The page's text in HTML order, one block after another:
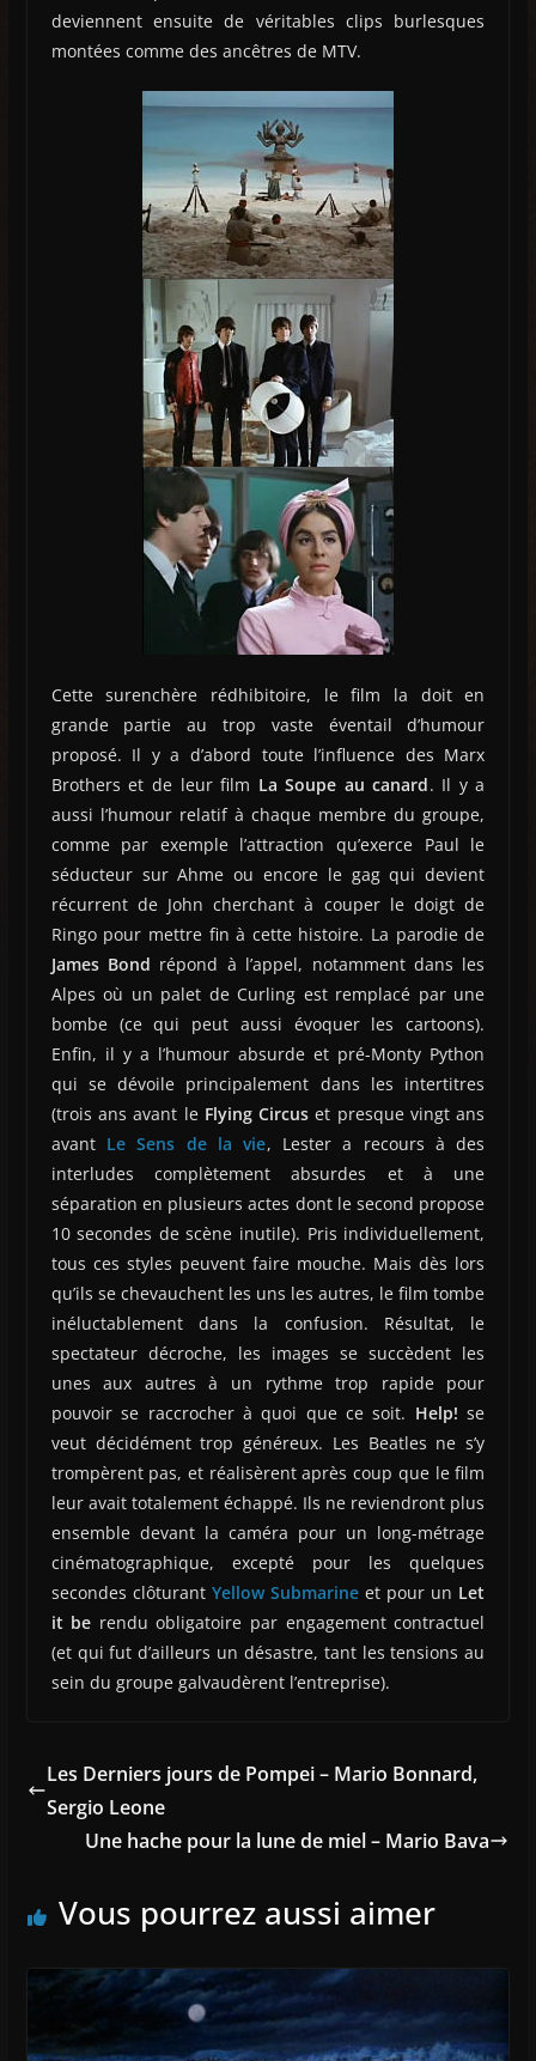
deviennent ensuite de véritables clips burlesques
montées comme des ancêtres de MTV.
Cette surenchère rédhibitoire, le film la doit en
grande partie au trop vaste éventail d’humour
proposé. Il y a d’abord toute l’influence des Marx
Brothers et de leur film La Soupe au canard. Il y a
aussi l’humour relatif à chaque membre du groupe,
comme par exemple l’attraction qu’exerce Paul le
séducteur sur Ahme ou encore le gag qui devient
récurrent de John cherchant à couper le doigt de
Ringo pour mettre fin à cette histoire. La parodie de
James Bond répond à l’appel, notamment dans les
Alpes où un palet de Curling est remplacé par une
bombe (ce qui peut aussi évoquer les cartoons).
Enfin, il y a l’humour absurde et pré-Monty Python
qui se dévoile principalement dans les intertitres
(trois ans avant le Flying Circus et presque vingt ans
avant Le Sens de la vie, Lester a recours à des
interludes complètement absurdes et à une
séparation en plusieurs actes dont le second propose
10 secondes de scène inutile). Pris individuellement,
tous ces styles peuvent faire mouche. Mais dès lors
qu’ils se chevauchent les uns les autres, le film tombe
inéluctablement dans la confusion. Résultat, le
spectateur décroche, les images se succèdent les
unes aux autres à un rythme trop rapide pour
pouvoir se raccrocher à quoi que ce soit. Help! se
veut décidément trop généreux. Les Beatles ne s’y
trompèrent pas, et réalisèrent après coup que le film
leur avait totalement échappé. Ils ne reviendront plus
ensemble devant la caméra pour un long-métrage
cinématographique, excepté pour les quelques
secondes clôturant Yellow Submarineet pour un Let
it be rendu obligatoire par engagement contractuel
(et qui fut d’ailleurs un désastre, tant les tensions au
sein du groupe galvaudèrent l’entreprise).
Les Derniers jours de Pompei – Mario Bonnard,
Sergio Leone
Une hache pour la lune de miel – Mario Bava
Vous pourrez aussi aimer